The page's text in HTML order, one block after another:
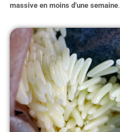
massive en moins d’une semaine.